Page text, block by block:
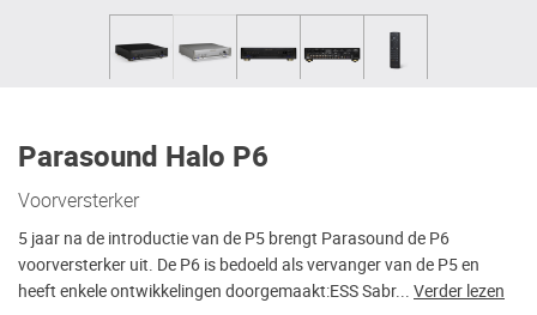
Parasound Halo P6
Voorversterker
5 jaar na de introductie van de P5 brengt Parasound de P6
voorversterker uit. De P6 is bedoeld als vervanger van de P5 en
heeft enkele ontwikkelingen doorgemaakt:ESS Sabr... Verder lezen